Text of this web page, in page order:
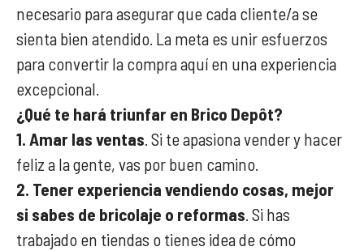
necesario para asegurar que cada cliente/a se
sienta bien atendido. La meta es unir esfuerzos
para convertir la compra aquí en una experiencia
excepcional.
¿Qué te hará triunfar en Brico Depôt?
1. Amar las ventas. Si te apasiona vender y hacer
feliz a la gente, vas por buen camino.
2. Tener experiencia vendiendo cosas, mejor
si sabes de bricolaje o reformas. Si has
trabajado en tiendas o tienes idea de cómo